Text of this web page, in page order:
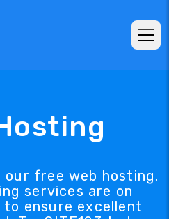
our free web hosting.
services are on
ensure excellent